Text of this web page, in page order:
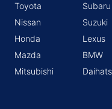
Toyota
Nissan
Honda
Mazda
Mitsubishi
Subaru
Suzuki
Lexus
BMW